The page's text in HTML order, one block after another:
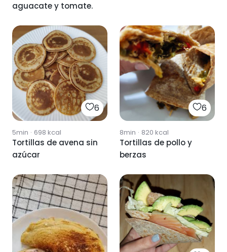
aguacate y tomate.
6
5min · 698 kcal
Tortillas de avena sin
azúcar
6
8min · 820 kcal
Tortillas de pollo y
berzas